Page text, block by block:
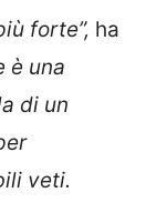
forte”, ha
è una
di un
veti.